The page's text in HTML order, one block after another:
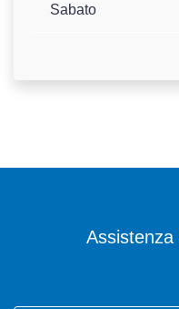
Sabato
Assistenza